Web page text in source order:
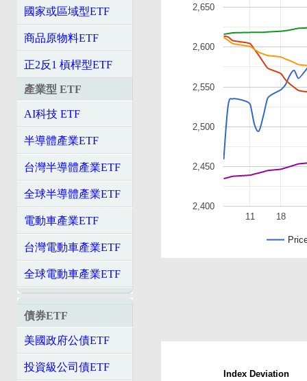
國家或區域型ETF
商品原物料ETF
正2反1 槓桿型ETF
產業型 ETF
AI科技 ETF
半導體產業ETF
台灣半導體產業ETF
全球半導體產業ETF
電動車產業ETF
台灣電動車產業ETF
全球電動車產業ETF
債券ETF
美國政府公債ETF
投資級公司債ETF
11 18
2,400
2,450
2,500
2,550
2,600
2,650
Index Deviation